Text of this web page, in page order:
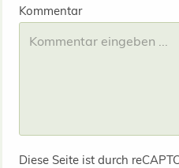
Kommentar
Diese Seite ist durch